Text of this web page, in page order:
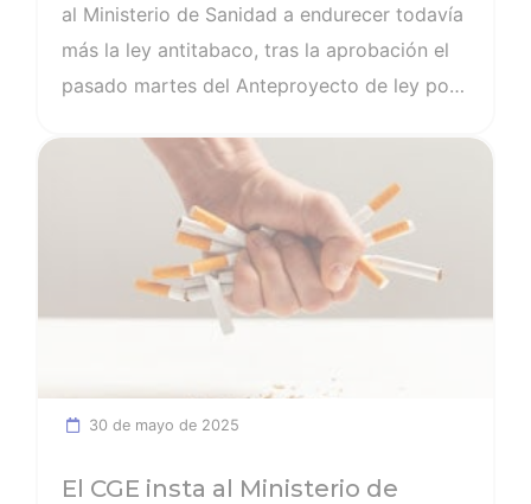
al Ministerio de Sanidad a endurecer todavía
más la ley antitabaco, tras la aprobación el
pasado martes del Anteproyecto de ley por
se incluyen nuevas medidas frente al
tabaquismo y la regulación de productos
relacionados con el tabaco. Para la
institución que representa a los más de
353.000 enfermeros y enfermeras de
España, existe un punto que no contempla el
de fumar en los coches privados, sobre todo
cuando viajen
30 de mayo de 2025
El CGE insta al Ministerio de
Ver noticia